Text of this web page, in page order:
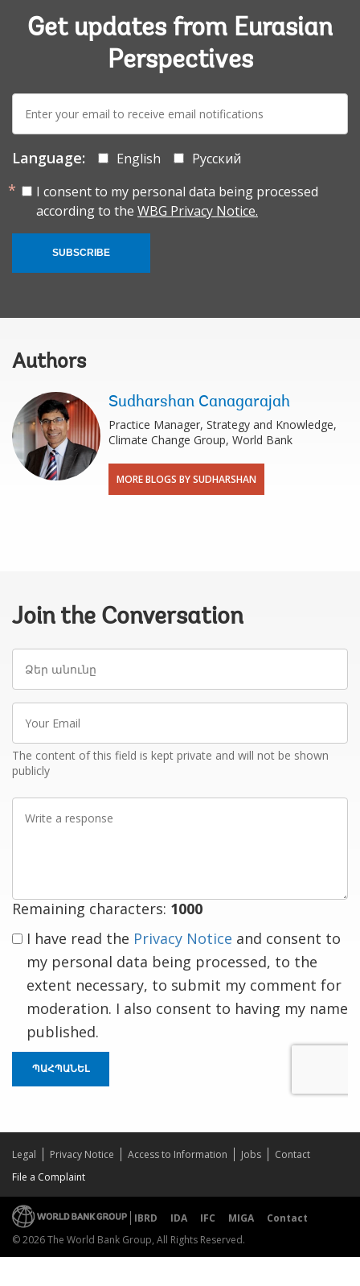
Get updates from Eurasian
Perspectives
mail:
Language: English
Русский
I consent to my personal data being processed
according to the WBG Privacy Notice.
SUBSCRIBE
Authors
Sudharshan Canagarajah
Practice Manager, Strategy and Knowledge,
Climate Change Group, World Bank
MORE BLOGS BY SUDHARSHAN
Join the Conversation
անունը
Email
The content of this field is kept private and will not be shown
publicly
Remaining characters: 1000
I have read the Privacy Notice and consent to
my personal data being processed, to the
extent necessary, to submit my comment for
moderation. I also consent to having my name
published.
ՊԱՀՊԱՆԵԼ
Legal Privacy Notice Access to Information Jobs
Contact
File a Complaint
IBRD IDA IFC MIGA
Contact
© 2026 The World Bank Group, All Rights Reserved.